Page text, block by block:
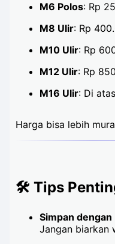
M6 Polos: Rp
M8 Ulir: Rp
M10 Ulir: Rp
M12 Ulir: Rp
M16 Ulir: Di
Harga bisa lebih
🛠️ Tips
Simpan dengan
Jangan biarkan